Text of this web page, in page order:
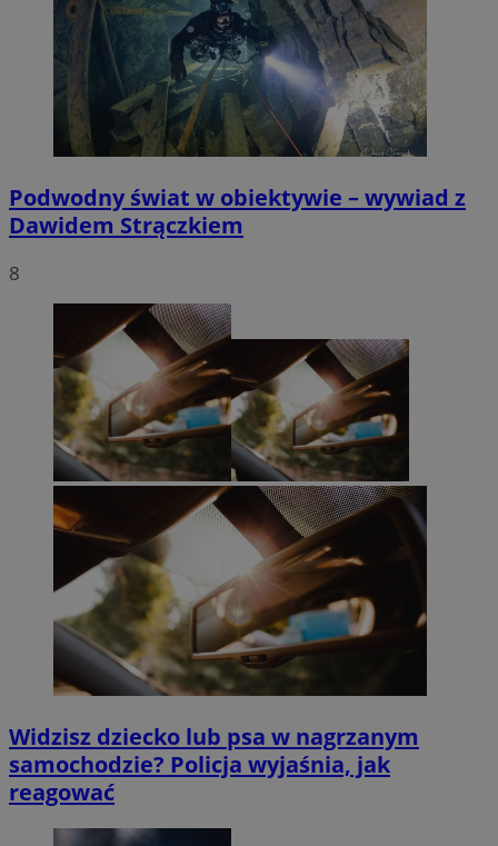
Podwodny świat w obiektywie – wywiad z
Dawidem Strączkiem
8
Widzisz dziecko lub psa w nagrzanym
samochodzie? Policja wyjaśnia, jak
reagować